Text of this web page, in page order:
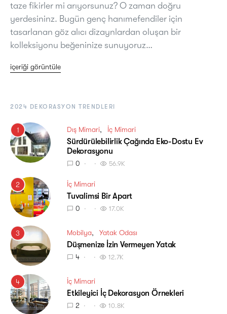
taze fikirler mi arıyorsunuz? O zaman doğru
yerdesininz. Bugün genç hanımefendiler için
tasarlanan göz alıcı dizaynlardan oluşan bir
kolleksiyonu beğeninize sunuyoruz…
içeriği görüntüle
2024 DEKORASYON TRENDLERI
1 Dış Mimari İç Mimari
Sürdürülebilirlik Çağında Eko-Dostu Ev
Dekorasyonu
0 56.9K
2 İç Mimari
Tuvalimsi Bir Apart
0 17.0K
3 Mobilya Yatak Odası
Düşmenize İzin Vermeyen Yatak
4 12.7K
4 İç Mimari
Etkileyici İç Dekorasyon Örnekleri
2 10.8K